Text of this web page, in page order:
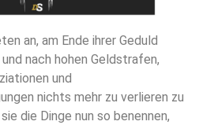
an, am Ende ihrer Geduld
nach hohen Geldstrafen,
und
nichts mehr zu verlieren zu
die Dinge nun so benennen,